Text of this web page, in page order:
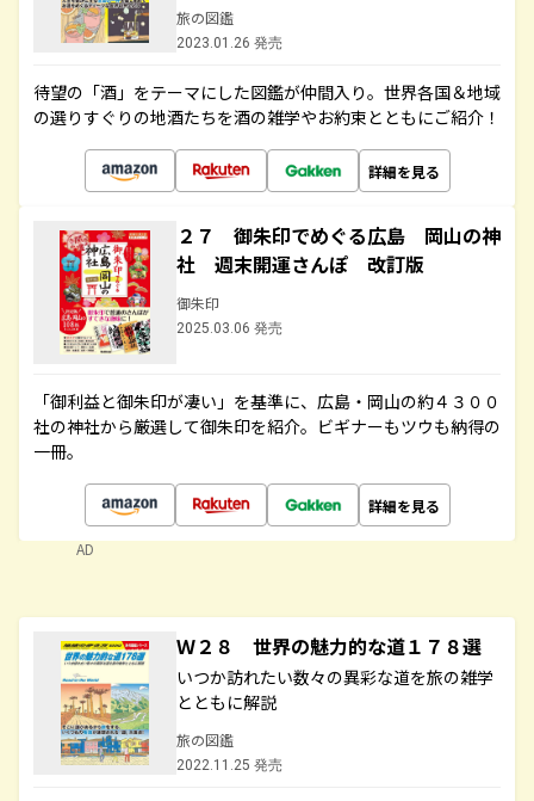
旅の図鑑
2023.01.26 発売
待望の「酒」をテーマにした図鑑が仲間入り。世界各国＆地域
の選りすぐりの地酒たちを酒の雑学やお約束とともにご紹介！
詳細を見る
２７ 御朱印でめぐる広島 岡山の神
社 週末開運さんぽ 改訂版
御朱印
2025.03.06 発売
「御利益と御朱印が凄い」を基準に、広島・岡山の約４３００
社の神社から厳選して御朱印を紹介。ビギナーもツウも納得の
一冊。
詳細を見る
AD
Ｗ２８ 世界の魅力的な道１７８選
いつか訪れたい数々の異彩な道を旅の雑学
とともに解説
旅の図鑑
2022.11.25 発売